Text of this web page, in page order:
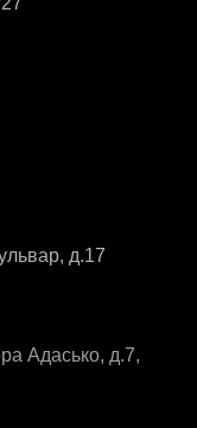
д.17
Адасько, д.7,